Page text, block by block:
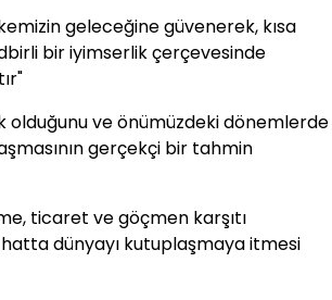
geleceğine güvenerek, kısa
bir iyimserlik çerçevesinde
olduğunu ve önümüzdeki dönemlerde
gerçekçi bir tahmin
ticaret ve göçmen karşıtı
dünyayı kutuplaşmaya itmesi